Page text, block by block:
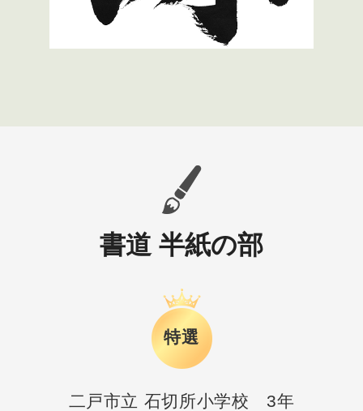
書道 半紙の部
特選
二戸市立 石切所小学校 3年